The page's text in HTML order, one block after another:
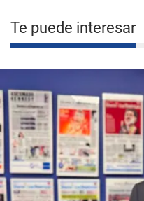
Te puede interesar